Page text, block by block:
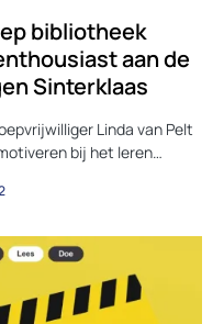
bibliotheek
aan de
Sinterklaas
Linda van Pelt
bij het leren…